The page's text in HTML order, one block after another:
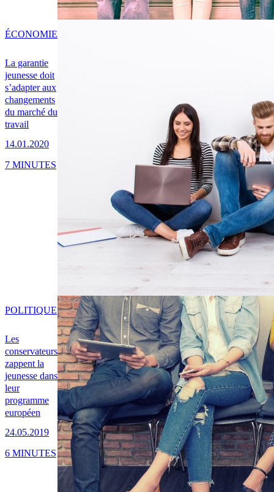
La garantie
jeunesse doit
s’adapter aux
changements
du marché du
travail
14.01.2020
ÉCONOMIE
7 MINUTES
Les
conservateurs
zappent la
jeunesse dans
leur
programme
européen
24.05.2019
POLITIQUE
6 MINUTES